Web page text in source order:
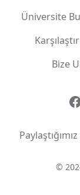
Üniversite
Karşılaştır
Bize
©